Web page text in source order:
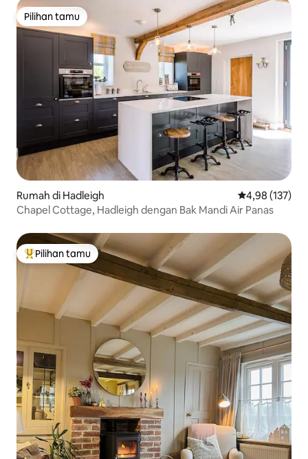
Pilihan tamu
Pilihan tamu
Rumah di Hadleigh Nilai rata-rata
4,98 (137)
Chapel Cottage, Hadleigh dengan Bak Mandi Air Panas
Pilihan tamu terpopuler
Pilihan tamu